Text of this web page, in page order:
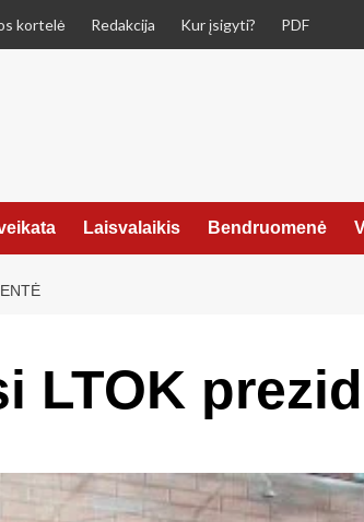
kortelė Redakcija Kur įsigyti? PDF
Laisvalaikis Bendruomenė
LTOK